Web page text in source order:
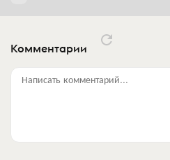
Комментарии
Написать комментарий...